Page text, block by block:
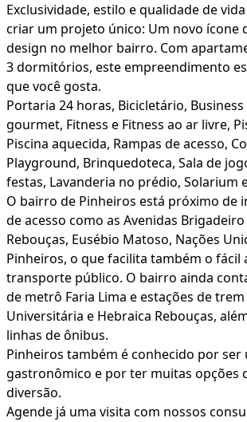
Exclusividade, estilo e qualidade de
criar um projeto único: Um novo ícone
design no melhor bairro. Com
3 dormitórios, este empreendimento
que você gosta.
Portaria 24 horas, Bicicletário, Business
gourmet, Fitness e Fitness ao ar livre,
Piscina aquecida, Rampas de acesso,
Playground, Brinquedoteca, Sala de
festas, Lavanderia no prédio, Solarium
O bairro de Pinheiros está próximo de
de acesso como as Avenidas Brigadeiro
Rebouças, Eusébio Matoso, Nações
Pinheiros, o que facilita também o fácil
transporte público. O bairro ainda
de metrô Faria Lima e estações de
Universitária e Hebraica Rebouças,
linhas de ônibus.
Pinheiros também é conhecido por ser
gastronômico e por ter muitas opções
diversão.
Agende já uma visita com nossos